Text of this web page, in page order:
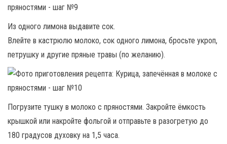
Из одного лимона выдавите сок.
Влейте в кастрюлю молоко, сок одного лимона, бросьте укроп,
петрушку и другие пряные травы (по желанию).
Погрузите тушку в молоко с пряностями. Закройте ёмкость
крышкой или накройте фольгой и отправьте в разогретую до
180 градусов духовку на 1,5 часа.